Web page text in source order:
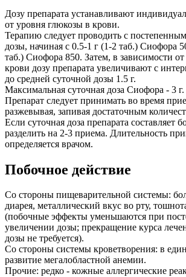
Дозу препарата устанавливают
от уровня глюкозы в крови.
Терапию следует проводить с
дозы, начиная с 0.5-1 г (1-2 таб.) Сиофора
таб.) Сиофора 850. Затем, в зависимости
крови дозу препарата увеличивают с
до средней суточной дозы 1.5 г.
Максимальная суточная доза Сиофора - 3 г.
Препарат следует принимать во время
разжевывая, запивая достаточным
Если суточная доза препарата составляет
разделить на 2-3 приема. Длительность
определяется врачом.
Побочное действие
Со стороны пищеварительной системы:
диарея, металлический вкус во рту,
(побочные эффекты уменьшаются при
увеличении дозы; прекращение курса
дозы не требуется).
Со стороны системы кроветворения: в
развитие мегалобластной анемии.
Прочие: редко - кожные аллергические